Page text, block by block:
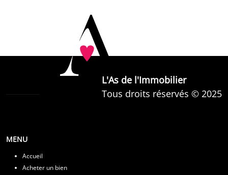
L'As de l'Immobilier
Tous droits réservés © 2025
MENU
Accueil
Acheter un bien